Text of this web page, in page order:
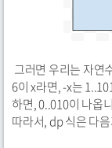
그러면 우리는 자연
6이 x라면, -x는
하면, 0..010이 나옵
따라서, dp 식은 다